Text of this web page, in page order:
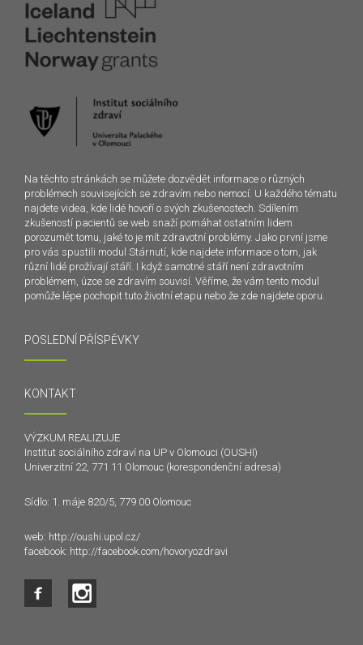
Na těchto stránkách se můžete dozvědět informace o různých
problémech souvisejících se zdravím nebo nemocí. U každého tématu
najdete videa, kde lidé hovoří o svých zkušenostech. Sdílením
zkušeností pacientů se web snaží pomáhat ostatním lidem
porozumět tomu, jaké to je mít zdravotní problémy. Jako první jsme
pro vás spustili modul Stárnutí, kde najdete informace o tom, jak
různí lidé prožívají stáří. I když samotné stáří není zdravotním
problémem, úzce se zdravím souvisí. Věříme, že vám tento modul
pomůže lépe pochopit tuto životní etapu nebo že zde najdete oporu.
POSLEDNÍ PŘÍSPĚVKY
KONTAKT
VÝZKUM REALIZUJE
Institut sociálního zdraví na UP v Olomouci (OUSHI)
Univerzitní 22, 771 11 Olomouc (korespondenční adresa)
Sídlo: 1. máje 820/5, 779 00 Olomouc
web: http://oushi.upol.cz/
facebook: http://facebook.com/hovoryozdravi